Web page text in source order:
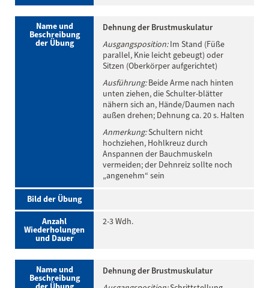
Name und
Beschreibung
der Übung
Dehnung der Brustmuskulatur
Ausgangsposition:Im Stand (Füße
parallel, Knie leicht gebeugt) oder
Sitzen (Oberkörper aufgerichtet)
Ausführung:Beide Arme nach hinten
unten ziehen, die Schulter-blätter
nähern sich an, Hände/Daumen nach
außen drehen; Dehnung ca. 20 s. Halten
Anmerkung:Schultern nicht
hochziehen, Hohlkreuz durch
Anspannen der Bauchmuskeln
vermeiden; der Dehnreiz sollte noch
„angenehm“ sein
Bild der Übung
Anzahl
Wiederholungen
und Dauer
2-3 Wdh.
Name und
Beschreibung
Dehnung der Brustmuskulatur